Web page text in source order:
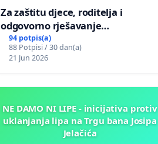
Za zaštitu djece, roditelja i
odgovorno rješavanje
maloljetničkog nasilja
94 potpis(a)
88 Potpisi / 30 dan(a)
21 Jun 2026
NE DAMO NI LIPE - inicijativa protiv
uklanjanja lipa na Trgu bana Josipa
Jelačića